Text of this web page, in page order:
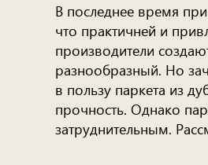
В последнее время
что практичней и
производители
разнообразный. Но
в пользу паркета из
прочность. Однако
затруднительным.